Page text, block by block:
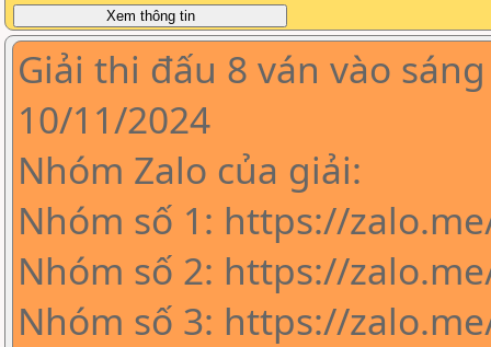
Giải thi đấu 8 ván vào
10/11/2024
Nhóm Zalo của giải:
Nhóm số 1: https://
Nhóm số 2: https://
Nhóm số 3: https://